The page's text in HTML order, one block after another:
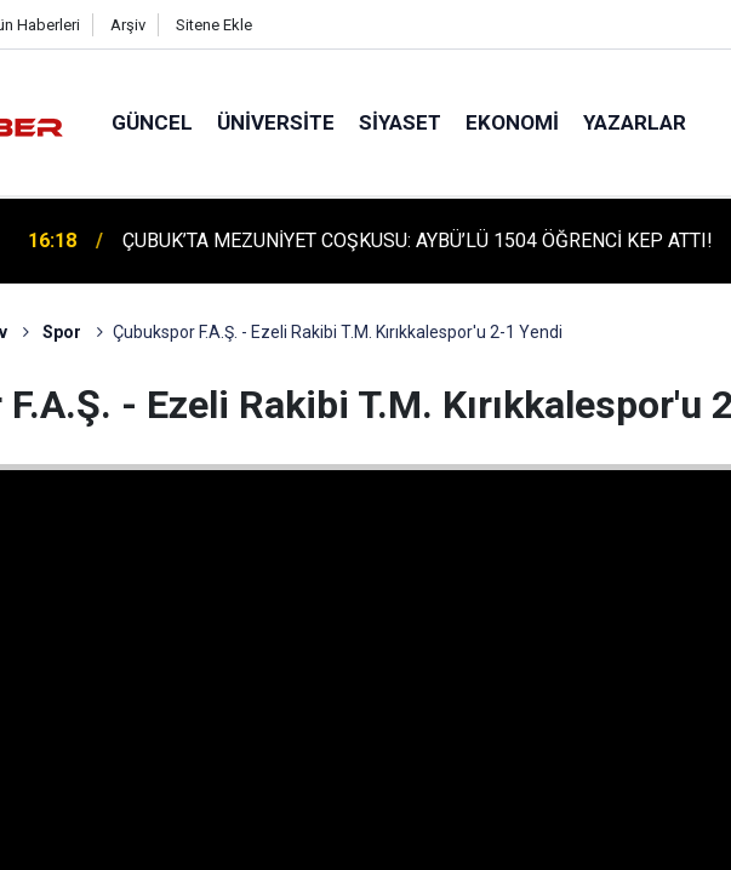
Haberleri Arşiv Sitene Ekle
GÜNCEL ÜNIVERSITE SIYASET EKONOMI YAZARLAR
16:14
ÇUBUK'TA TARİHİ GÜN: PROTÜRK PLAZMA FRAKSİNASYON TESİSİ'NİN
TEMELİ ATILDI
Spor Çubukspor F.A.Ş. - Ezeli Rakibi T.M. Kırıkkalespor'u 2-1 Yendi
- Ezeli Rakibi T.M. Kırıkkalespor'u